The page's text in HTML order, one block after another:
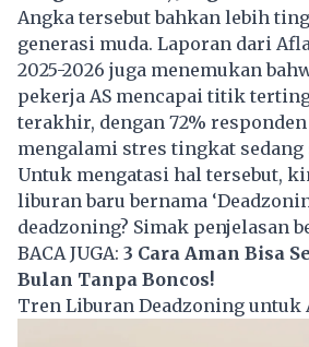
Angka tersebut bahkan lebih
generasi muda. Laporan dari
2025-2026 juga menemukan
pekerja AS mencapai titik
terakhir, dengan 72%
mengalami stres tingkat
Untuk mengatasi hal tersebut,
liburan baru bernama
deadzoning? Simak penjelasan
BACA JUGA: 3 Cara Aman Bisa
Bulan Tanpa Boncos!
Tren Liburan Deadzoning untuk